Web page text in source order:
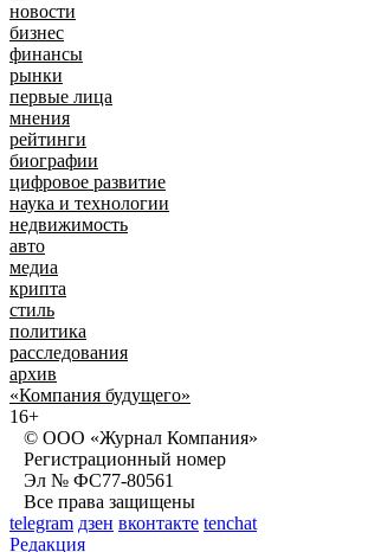
новости
бизнес
финансы
рынки
первые лица
мнения
рейтинги
биографии
цифровое развитие
наука и технологии
недвижимость
авто
медиа
крипта
стиль
политика
расследования
архив
«Компания будущего»
16+
© ООО «Журнал Компания»
Регистрационный номер
Эл № ФС77-80561
Все права защищены
telegram дзен вконтакте tenchat
Редакция